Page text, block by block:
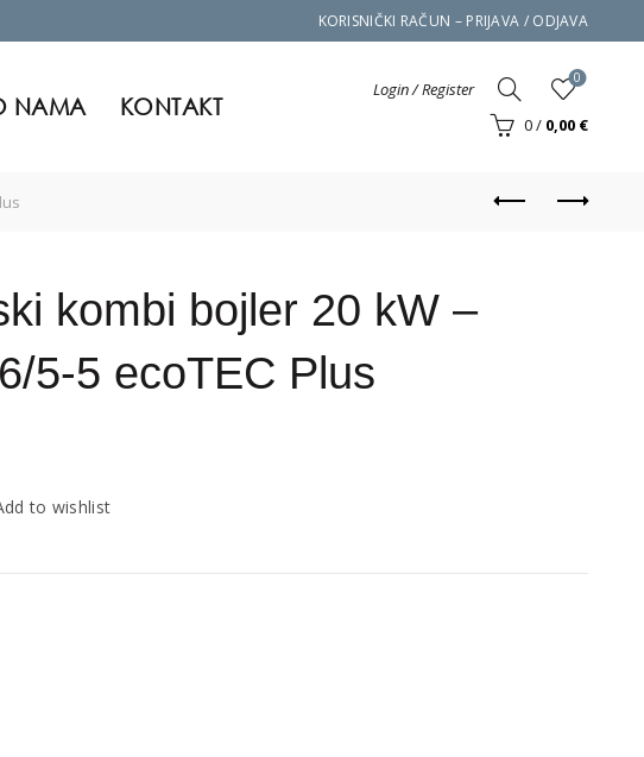
KORISNIČKI RAČUN – PRIJAVA / ODJAVA
NAMA KONTAKT
Login / Register
0
0/ 0,00 €
kombi bojler 20 kW –
5-5 ecoTEC Plus
VUW 206/5-5 ecoTEC Plus količina
to wishlist